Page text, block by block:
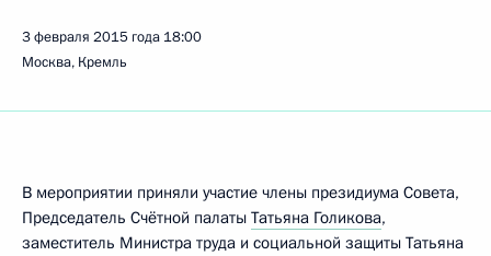
3 февраля 2015 года 18:00
Москва, Кремль
В мероприятии приняли участие члены президиума Совета,
Председатель Счётной палаты Татьяна Голикова,
заместитель Министра труда и социальной защиты Татьяна